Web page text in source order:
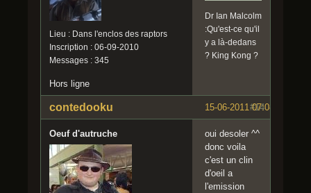
Lieu : Dans l'enclos des raptors
Inscription : 06-09-2010
Messages : 345
Dr Ian Malcolm
:Qu'est-ce qu'il
y a là-dedans
? King Kong ?
Hors ligne
#14
15-06-2011 07:08:08
contedooku
Oeuf d'autruche
oui desoler ^^
donc voila
c'est un clin
d'oeil a
l'emission